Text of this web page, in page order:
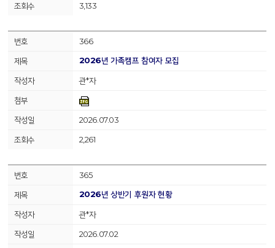
3,133
366
2026년 가족캠프 참여자 모집
관*자
2026.07.03
2,261
365
2026년 상반기 후원자 현황
관*자
2026.07.02